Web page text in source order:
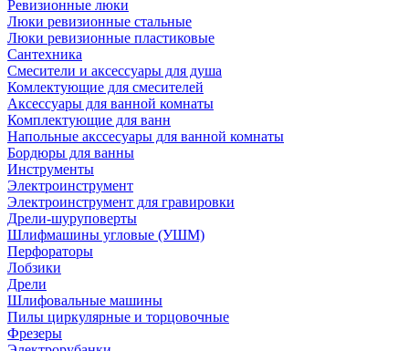
Ревизионные люки
Люки ревизионные стальные
Люки ревизионные пластиковые
Сантехника
Смесители и аксессуары для душа
Комлектующие для смесителей
Аксессуары для ванной комнаты
Комплектующие для ванн
Напольные акссесуары для ванной комнаты
Бордюры для ванны
Инструменты
Электроинструмент
Электроинструмент для гравировки
Дрели-шуруповерты
Шлифмашины угловые (УШМ)
Перфораторы
Лобзики
Дрели
Шлифовальные машины
Пилы циркулярные и торцовочные
Фрезеры